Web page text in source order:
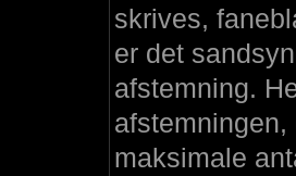
skrives,
er det
afstemning.
maksimale